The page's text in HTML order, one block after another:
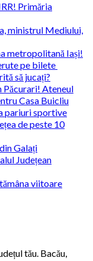
Primăria
ministrul Mediului,
metropolitană Iași!
pe bilete
să jucați?
Păcurari! Ateneul
Casa Buicliu
pariuri sportive
de peste 10
Galați
Județean
viitoare
tău. Bacău,